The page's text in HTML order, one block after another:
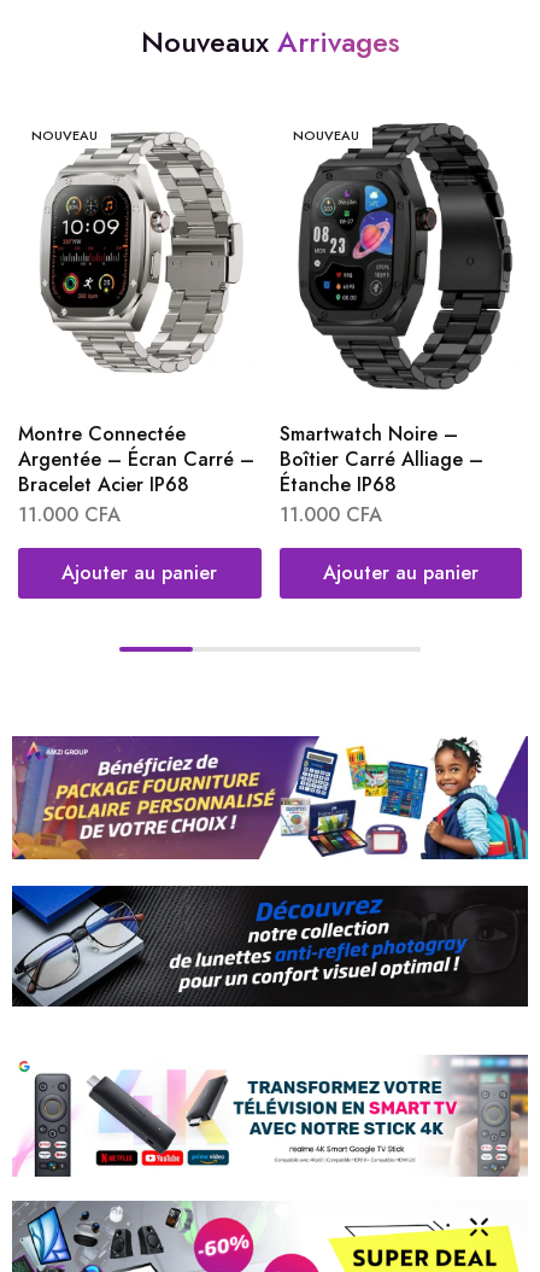
Nouveaux Arrivages
NOUVEAU
Montre Connectée
Argentée – Écran Carré –
Bracelet Acier IP68
11.000 CFA
Ajouter au panier
NOUVEAU
Smartwatch Noire –
Boîtier Carré Alliage –
Étanche IP68
11.000 CFA
Ajouter au panier